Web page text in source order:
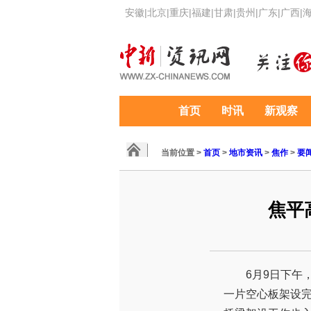
安徽|北京|重庆|福建|甘肃|贵州 |广东|广西|
首页 时讯 新观察
当前位置 > 首页 > 地市资讯 > 焦作 > 要
焦平
6月9日下午
一片空心板架设